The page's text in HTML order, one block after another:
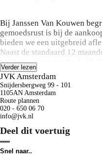
Bij Janssen Van Kouwen
gemoedsrust is bij de
bieden we een uitgebreid
Naast de standaard 12
pakket van extra zekerheid.
handen genomen met een
maanden overdraagbare
nieuwe APK, een
een gedetailleerde
reiniging. Hiermee
onderhoudskosten
15.000 kilometer.
Als ervaren familiebedrijf en
Verder lezen
JVK Amsterdam
Snijdersbergweg 99 - 101
1105AN Amsterdam
Route plannen
020 - 650 06 70
info@jvk.nl
Deel dit voertuig
Snel naar..